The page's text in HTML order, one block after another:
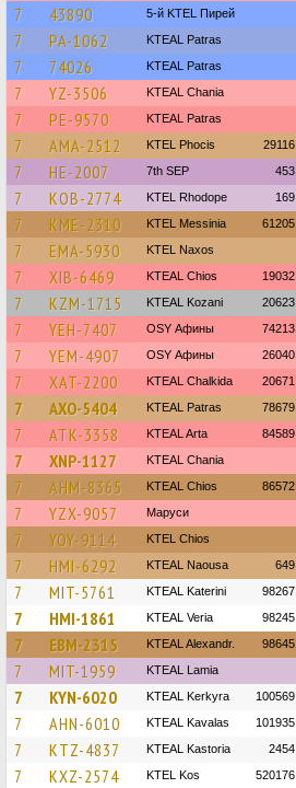
7 43890 5-й KTEL Пирей
7 PA-1062 KTEAL Patras
7 74026 KTEAL Patras
7 YZ-3506 KTEAL Chania
7 PE-9570 KTEAL Patras
7 AMA-2512 ΚΤΕL Phocis 29116
7 HE-2007 7th SEP 453
7 KOB-2774 KTEL Rhodope 169
7 KME-2310 KTEL Messinia 61205
7 EMA-5930 KTEL Naxos
7 XIB-6469 KTEAL Chios 19032
7 KZM-1715 KTEAL Kozani 20623
7 YEH-7407 OSY Афины 74213
7 YEM-4907 OSY Афины 26040
7 XAT-2200 KTEAL Chalkida 20671
7 AXO-5404 KTEAL Patras 78679
7 ATK-3358 KTEAL Arta 84589
7 XNP-1127 KTEAL Chania
7 AHM-8365 KTEAL Chios 86572
7 YZX-9057 Маруси
7 YOY-9114 KTEL Chios
7 HMI-6292 KTEAL Naousa 649
7 MIT-5761 KTEAL Katerini 98267
7 HMI-1861 KTEAL Veria 98245
7 EBM-2315 KTEAL Alexandr. 98645
7 MIT-1959 KTEAL Lamia
7 KYN-6020 KTEAL Kerkyra 100569
7 AHN-6010 KTEAL Kavalas 101935
7 KTZ-4837 KTEAL Kastoria 2454
7 KXZ-2574 KTEL Kos 520176